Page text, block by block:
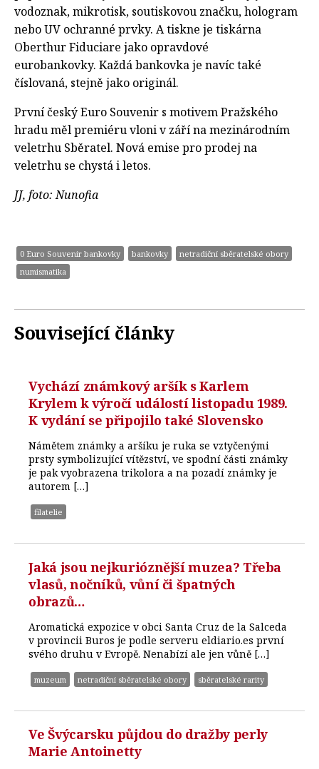
vodoznak, mikrotisk, soutiskovou značku, hologram
nebo UV ochranné prvky. A tiskne je tiskárna
Oberthur Fiduciare jako opravdové
eurobankovky. Každá bankovka je navíc také
číslovaná, stejně jako originál.
První český Euro Souvenir s motivem Pražského
hradu měl premiéru vloni v září na mezinárodním
veletrhu Sběratel. Nová emise pro prodej na
veletrhu se chystá i letos.
JJ, foto: Nunofia
0 Euro Souvenir bankovky bankovky
netradiční sběratelské obory
numismatika
Související články
Vychází známkový aršík s Karlem
Krylem k výročí událostí listopadu 1989.
K vydání se připojilo také Slovensko
Námětem známky a aršíku je ruka se vztyčenými
prsty symbolizující vítězství, ve spodní části známky
je pak vyobrazena trikolora a na pozadí známky je
autorem […]
filatelie
Jaká jsou nejkurióznější muzea? Třeba
vlasů, nočníků, vůní či špatných
obrazů…
Aromatická expozice v obci Santa Cruz de la Salceda
v provincii Buros je podle serveru eldiario.es první
svého druhu v Evropě. Nenabízí ale jen vůně […]
muzeum netradiční sběratelské obory sběratelské rarity
Ve Švýcarsku půjdou do dražby perly
Marie Antoinetty